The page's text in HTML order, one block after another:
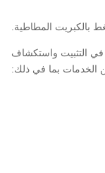
بالكبريت المطاطية.
في التثبيت واستكشاف
الخدمات بما في ذلك: